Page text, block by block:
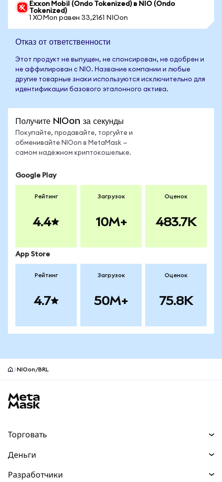
Exxon Mobil (Ondo Tokenized) в NIO (Ondo
Tokenized)
1 XOMon равен 33,2161 NIOon
Отказ от ответственности
Этот продукт не выпущен, не спонсирован, не одобрен и
не аффилирован с NIO. Название компании и любые
другие товарные знаки используются исключительно для
идентификации базового эталонного актива.
Получите NIOon за секунды
Покупайте, продавайте, торгуйте и
обменивайте NIOon в MetaMask —
самом надёжном криптокошельке.
Google Play
Рейтинг
4.4
Загрузок
10M+
Оценок
483.7K
App Store
Рейтинг
4.7
Загрузок
50M+
Оценок
75.8K
NIOon/BRL
Торговать
Деньги
Разработчики